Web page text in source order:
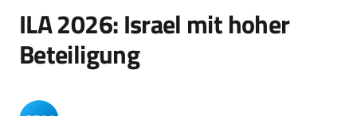
ILA 2026: Israel mit hoher
Beteiligung